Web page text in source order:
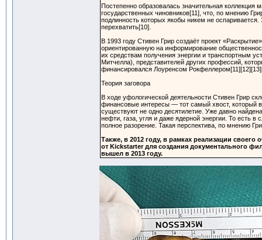
Постепенно образовалась значительная
государственных чиновников[11], что, по мнению
подлинность которых якобы никем не
перехватить[10].
В 1993 году Стивен Грир создаёт проект
ориентированную на информирование
их средствам получения энергии и транспортным
Митчелла), представителей других профессий,
финансировался Лоуренсом
Теория заговора
В ходе уфологической деятельности Стивен Грир
финансовые интересы — тот самый хвост, который
существуют не одно десятилетие. Уже давно
нефти, газа, угля и даже ядерной энергии. То есть
полное разорение. Такая перспектива, по мнению
Также, в 2012 году, в рамках реализации
от Kickstarter для создания документального
вышел в 2013 году.